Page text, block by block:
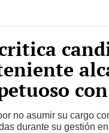
no asumir su cargo
durante su gestión